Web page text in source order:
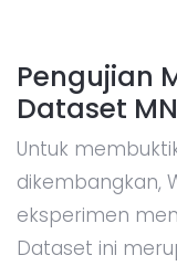
Pengujian
Dataset
Untuk
dikembangkan,
eksperimen
Dataset ini